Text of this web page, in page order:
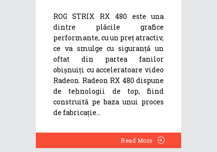
ROG STRIX RX 480 este una
dintre plăcile grafice
performante, cu un preț atractiv,
ce va smulge cu siguranță un
oftat din partea fanilor
obișnuiți cu acceleratoare video
Radeon. Radeon RX 480 dispune
de tehnologii de top, fiind
construită pe baza unui proces
de fabricație
Read More